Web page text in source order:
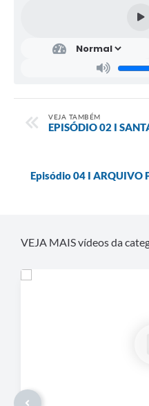
VEJA TAMBÉM
EPISÓDIO 02 I
Episódio 04 I ARQUIVO
VEJA MAIS vídeos da